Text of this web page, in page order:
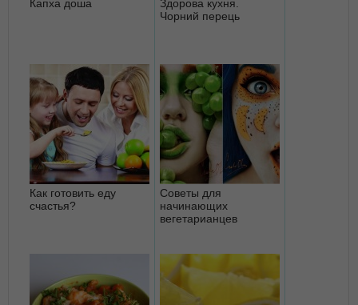
Капха доша
Здорова кухня.
Чорний перець
Как готовить еду
счастья?
Советы для
начинающих
вегетарианцев